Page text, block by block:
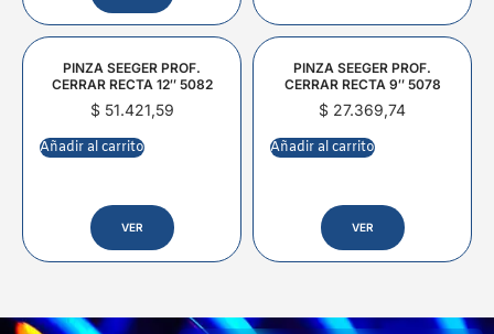
PINZA SEEGER PROF.
CERRAR RECTA 12″ 5082
$51.421,59
Añadir al carrito
VER
PINZA SEEGER PROF.
CERRAR RECTA 9″ 5078
$ 27.369,74
Añadir al carrito
VER